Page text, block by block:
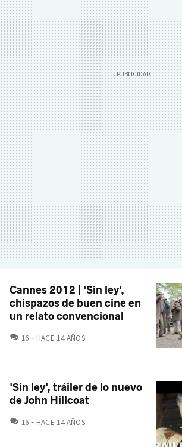
Cannes 2012 | 'Sin ley',
chispazos de buen cine en
un relato convencional
16 COMENTARIOS
HACE 14 AÑOS
'Sin ley', tráiler de lo nuevo
de John Hillcoat
16 COMENTARIOS
HACE 14 AÑOS